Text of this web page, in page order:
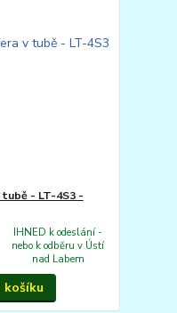
- LT-4S3 -
IHNED k odeslání -
nebo k odběru v Ústí
nad Labem
košíku